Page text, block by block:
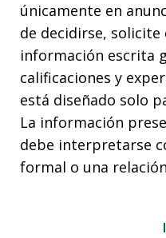
únicamente en
de decidirse, solicite
información escrita
calificaciones y
está diseñado solo
La información
debe interpretarse
formal o una